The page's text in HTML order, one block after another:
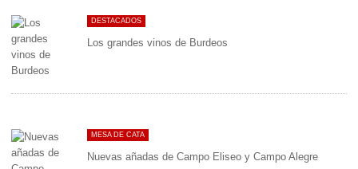
DESTACADOS
Los grandes vinos de Burdeos
MESA DE CATA
Nuevas añadas de Campo Eliseo y Campo Alegre